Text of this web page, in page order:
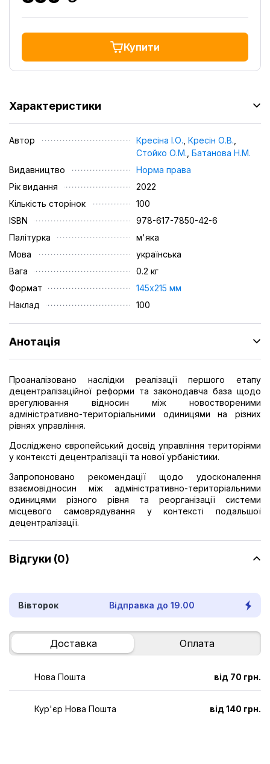
Купити
Характеристики
Автор Кресіна І.О. Кресін О.В.
Стойко О.М. Батанова Н.М.
Видавництво
Норма права
Рік видання
2022
Кількість сторінок
100
ISBN
978-617-7850-42-6
Палітурка
м'яка
Мова
українська
Вага
0.2 кг
Формат
145х215 мм
Наклад
100
Анотація
Проаналізовано наслідки реалізації першого етапу
децентралізаційної реформи та законодавча база щодо
врегулювання відносин між новоствореними
адміністративно-територіальними одиницями на різних
рівнях управління.
Досліджено європейський досвід управління територіями
у контексті децентралізації та нової урбаністики.
Запропоновано рекомендації щодо удосконалення
взаємовідносин між адміністративно-територіальними
одиницями різного рівня та реорганізації системи
місцевого самоврядування у контексті подальшої
децентралізації.
Відгуки (0)
Вівторок Відправка до 19.00
Доставка Оплата
Нова Пошта від 70 грн.
Кур'єр Нова Пошта від 140 грн.